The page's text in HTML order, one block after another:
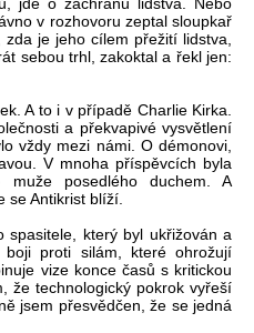
v rozhovoru zeptal sloupkař
je jeho cílem přežití lidstva,
sebou trhl, zakoktal a řekl jen:
A to i v případě Charlie Kirka.
a překvapivé vysvětlení
vždy mezi námi. O démonovi,
V mnoha příspěvcích byla
muže posedlého duchem. A
se Antikrist blíží.
spasitele, který byl ukřižován a
proti silám, které ohrožují
vize konce časů s kritickou
že technologický pokrok vyřeší
jsem přesvědčen, že se jedná